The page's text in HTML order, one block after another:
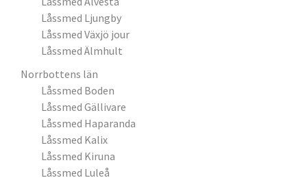
Låssmed Ljungby
Låssmed Växjö jour
Låssmed Älmhult
Norrbottens län
Låssmed Boden
Låssmed Gällivare
Låssmed Haparanda
Låssmed Kalix
Låssmed Kiruna
Låssmed Luleå